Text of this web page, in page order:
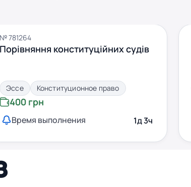
№ 781264
Порівняння конституційних судів
Эссе Конституционное право
400 грн
Время выполнения 1д 3ч